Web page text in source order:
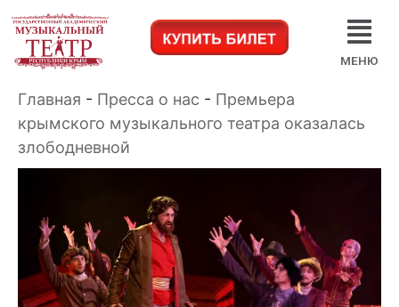
МЕНЮ
Главная - Пресса о нас - Премьера
крымского музыкального театра оказалась
злободневной